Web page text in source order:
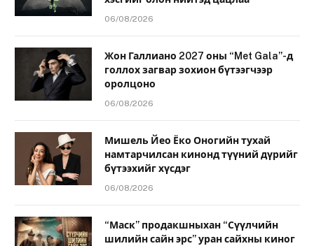
06/08/2026
Жон Галлиано 2027 оны “Met Gala”-д
голлох загвар зохион бүтээгчээр
оролцоно
06/08/2026
Мишель Йео Ёко Оногийн тухай
намтарчилсан кинонд түүний дүрийг
бүтээхийг хүсдэг
06/08/2026
“Маск” продакшныхан “Сүүлчийн
шилийн сайн эрс” уран сайхны киног